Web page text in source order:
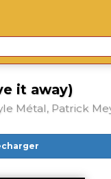
it away)
Métal, Patrick